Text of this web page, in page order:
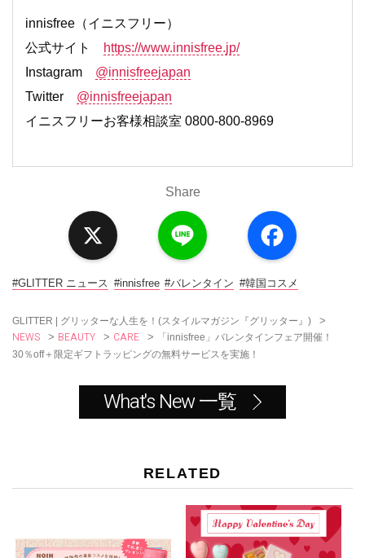
innisfree（イニスフリー）
公式サイト
https://www.innisfree.jp/
Instagram @innisfreejapan
Twitter @innisfreejapan
イニスフリーお客様相談室 0800-800-8969
Share
a
c
o
#GLITTER ニュース #innisfree #バレンタイン #韓国コスメ
GLITTER | グリッターな人生を！(スタイルマガジン『グリッター』) >
NEWS > BEAUTY > CARE >
「innisfree」バレンタインフェア開催！
30％off＋限定ギフトラッピングの無料サービスを実施！
What's New 一覧
RELATED